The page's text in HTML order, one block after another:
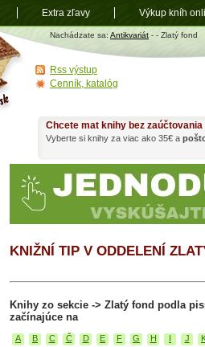
Antikvariát
shop.sk
Nachádzate sa: Antikvariát - - Zlatý fond
KNIŽNÍ TIP V ODDELENÍ
Knihy zo sekcie -> Zlatý fond podla
začínajúce na
A B C Č D E F G H J
Chcete mat knihy bez
Vyberte si knihy za viac ako 35€ a
Rss výstup
Cenník, katalóg
Extra zľavy Výkup kníh